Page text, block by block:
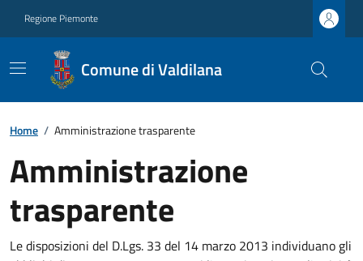
Regione Piemonte
Comune di Valdilana
Home / Amministrazione trasparente
Amministrazione
trasparente
Le disposizioni del D.Lgs. 33 del 14 marzo 2013 individuano gli